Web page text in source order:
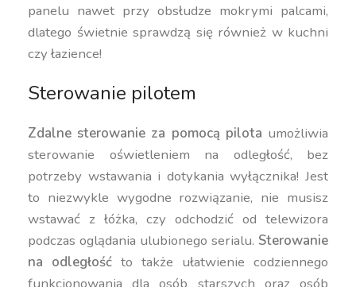
panelu nawet przy obsłudze mokrymi palcami,
dlatego świetnie sprawdzą się również w kuchni
czy łazience!
Sterowanie pilotem
Zdalne sterowanie za pomocą pilota umożliwia
sterowanie oświetleniem na odległość, bez
potrzeby wstawania i dotykania wyłącznika! Jest
to niezwykle wygodne rozwiązanie, nie musisz
wstawać z łóżka, czy odchodzić od telewizora
podczas oglądania ulubionego serialu. Sterowanie
na odległość to także ułatwienie codziennego